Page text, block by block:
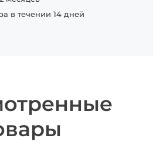
в течении 14 дней